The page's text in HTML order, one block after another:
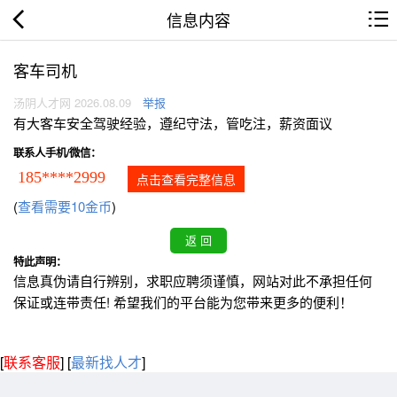
信息内容
客车司机
汤阴人才网 2026.08.09 举报
有大客车安全驾驶经验，遵纪守法，管吃注，薪资面议
联系人手机/微信：
185****2999 点击查看完整信息
(查看需要10金币)
特此声明：
信息真伪请自行辨别，求职应聘须谨慎，网站对此不承担任何
保证或连带责任! 希望我们的平台能为您带来更多的便利！
[联系客服] [最新找人才]